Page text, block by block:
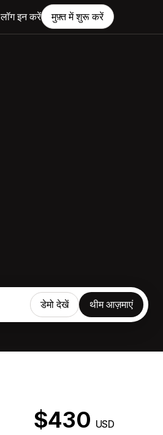
लॉग इन करें मुफ़्त में शुरू करें
डेमो देखें थीम आज़माएं
$430 USD